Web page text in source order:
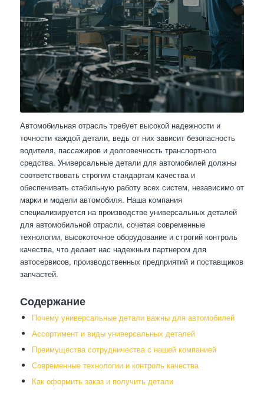
Автомобильная отрасль требует высокой надежности и
точности каждой детали, ведь от них зависит безопасность
водителя, пассажиров и долговечность транспортного
средства. Универсальные детали для автомобилей должны
соответствовать строгим стандартам качества и
обеспечивать стабильную работу всех систем, независимо от
марки и модели автомобиля. Наша компания
специализируется на производстве универсальных деталей
для автомобильной отрасли, сочетая современные
технологии, высокоточное оборудование и строгий контроль
качества, что делает нас надежным партнером для
автосервисов, производственных предприятий и поставщиков
запчастей.
Содержание
Почему универсальные детали важны для автомобилей
Ассортимент и виды универсальных деталей
Преимущества сотрудничества с нашей компанией
Современные технологии и контроль качества
Как оформить заказ и получить детали